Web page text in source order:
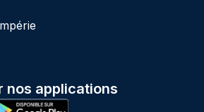
nos applications